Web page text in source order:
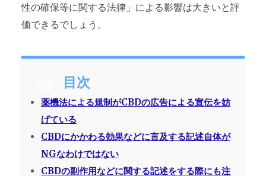
性の確保等に関する法律」による影響は大きいと評
価できるでしょう。
目次
薬機法による規制がCBDの広告による宣伝を妨
げている
CBDにかかわる効果などに言及する記述自体が
NGなわけではない
CBDの副作用などに関する記述をする際にも注